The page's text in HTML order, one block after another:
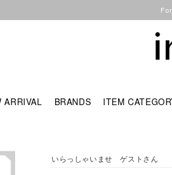
ARRIVAL BRANDS ITEM
いらっしゃいませ ゲストさん